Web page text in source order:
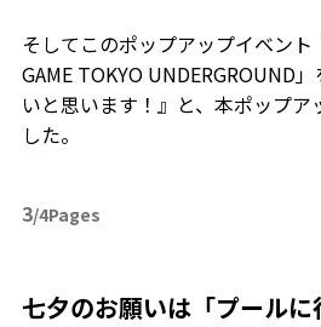
そしてこのポップアップイベント
GAME TOKYO UNDERGROUND
いと思います！』と、本ポップア
した。
3/4Pages
七夕のお願いは「プールに